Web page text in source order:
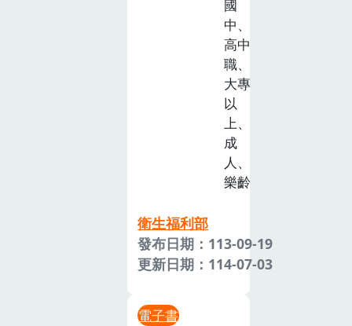
國
中、
高中
職、
大專
以
上、
成
人、
樂齡
衛生福利部
發布日期：113-09-19
更新日期：114-07-03
電子書